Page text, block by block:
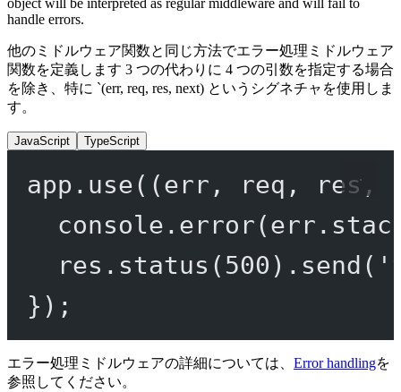
handle errors.
他のミドルウェア関数と同じ方法でエラー処理ミドルウェア
関数を定義します 3 つの代わりに 4 つの引数を指定する場合
を除き、特に `(err, req, res, next) というシグネチャを使用しま
す。
JavaScript TypeScript
app. use((err , req , res,
console. error
res. status ( 500 ). send (
});
エラー処理ミドルウェアの詳細については、 Error handlingを
参照してください。